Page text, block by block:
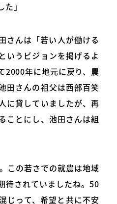
」
さんは「若い人が働ける
いうビジョンを掲げるよ
2000年に地元に戻り、農
田さんの祖父は西部百笑
に貸していましたが、再
ことにし、池田さんは組
この若さでの就農は地域
待されていましたね。50
じって、希望と共に不安